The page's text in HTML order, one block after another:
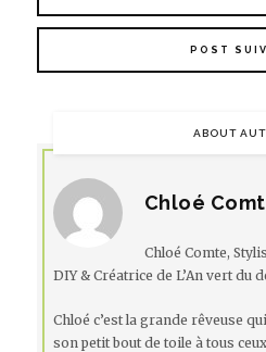
POST
ABOUT
Chloé
Chloé Comte,
DIY & Créatrice de L’An vert du
Chloé c’est la grande rêveuse
son petit bout de toile à tous